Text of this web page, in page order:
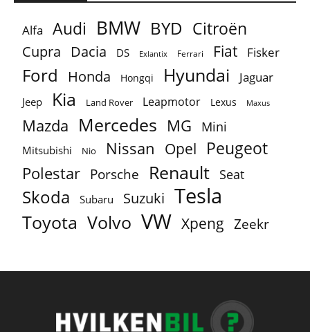
Alfa Audi BMW BYD Citroën
Cupra Dacia DS Exlantix Ferrari Fiat Fisker
Ford Honda Hongqi Hyundai Jaguar
Jeep Kia Land Rover Leapmotor Lexus Maxus
Mazda Mercedes MG Mini
Mitsubishi Nio Nissan Opel Peugeot
Polestar Porsche Renault Seat
Skoda Subaru Suzuki Tesla
Toyota Volvo VW Xpeng Zeekr